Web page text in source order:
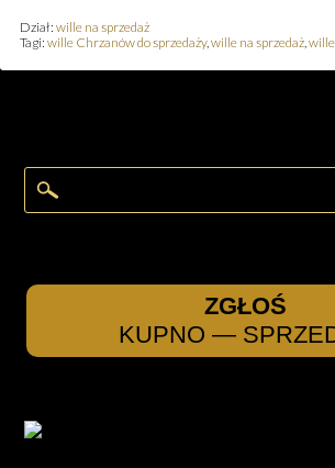
Dział: wille na sprzedaż
Tagi: wille Chrzanów do sprzedaży, wille na sprzedaż,
ZGŁOŚ
KUPNO —